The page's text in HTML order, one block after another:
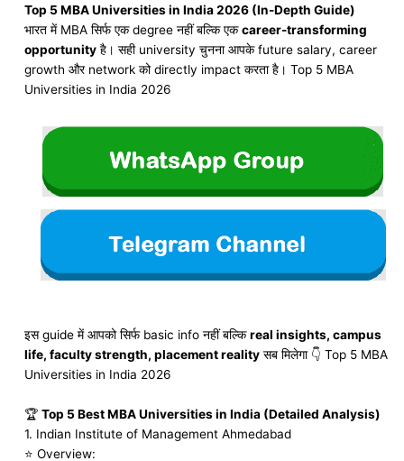
Top 5 MBA Universities in India 2026 (In-Depth Guide)
भारत में MBA सिर्फ एक degree नहीं बल्कि एकcareer-transforming
opportunity है। सही university चुनना आपके future salary, career
growth और network को directly impact करता है। Top 5 MBA
Universities in India 2026
इस guide में आपको सिर्फ basic info नहीं बल्किreal insights, campus
life, faculty strength, placement reality सब मिलेगा 👇 Top 5 MBA
Universities in India 2026
🏆Top 5 Best MBA Universities in India (Detailed Analysis)
1. Indian Institute of Management Ahmedabad
⭐ Overview: